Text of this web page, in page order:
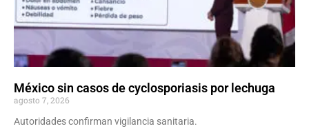
México sin casos de cyclosporiasis por lechuga
agosto 7, 2026
Autoridades confirman vigilancia sanitaria.